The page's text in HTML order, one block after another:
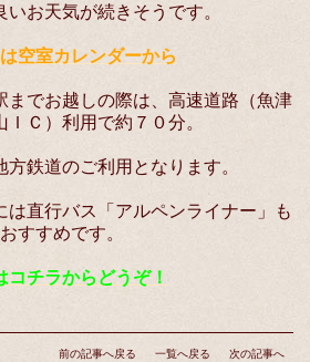
いお天気が続きそうです。
空室カレンダーから
までお越しの際は、高速道路（魚津
ＩＣ）利用で約７０分。
方鉄道のご利用となります。
は直行バス「アルペンライナー」も
おすすめです。
コチラからどうぞ！
前の記事へ戻る 一覧へ戻る 次の記事へ